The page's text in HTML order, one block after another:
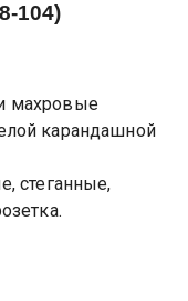
104)
махровые
карандашной
стеганные,